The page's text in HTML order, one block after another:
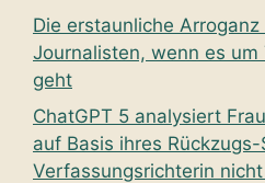
Die erstaunliche
Journalisten, wenn es um
geht
ChatGPT 5 analysiert
auf Basis ihres
Verfassungsrichterin